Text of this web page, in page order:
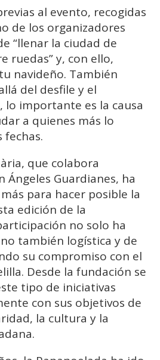
al evento, recogidas
de los organizadores
“llenar la ciudad de
ruedas” y, con ello,
navideño. También
del desfile y el
lo importante es la causa
a quienes más lo
fechas.
que colabora
Guardianes, ha
para hacer posible la
edición de la
no solo ha
también logística y de
su compromiso con el
Desde la fundación se
tipo de iniciativas
con sus objetivos de
la cultura y la